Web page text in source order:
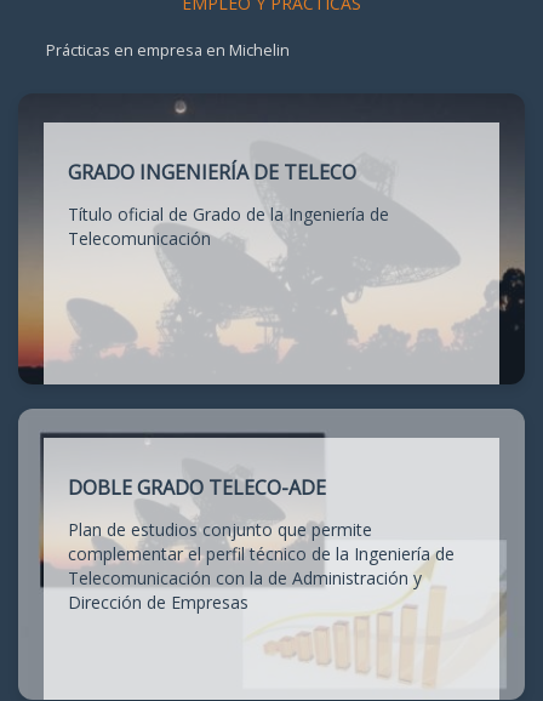
Prácticas en empresa en Michelin
GRADO INGENIERÍA DE TELECO
Título oficial de Grado de la Ingeniería de
Telecomunicación
DOBLE GRADO TELECO-ADE
Plan de estudios conjunto que permite
complementar el perfil técnico de la Ingeniería de
Telecomunicación con la de Administración y
Dirección de Empresas